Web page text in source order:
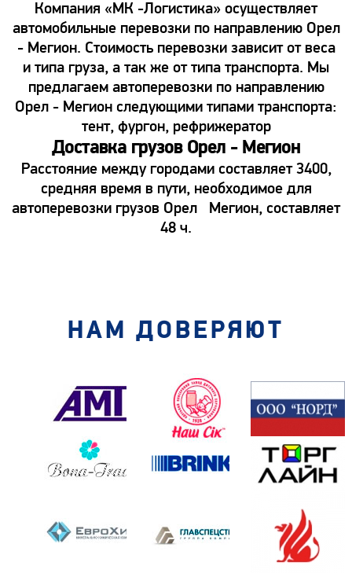
Компания «МК -Логистика» осуществляет
автомобильные перевозки по направлению Орел
- Мегион. Стоимость перевозки зависит от веса
и типа груза, а так же от типа транспорта. Мы
предлагаем автоперевозки по направлению
Орел - Мегион следующими типами транспорта:
тент, фургон, рефрижератор
Доставка грузов Орел - Мегион
Расстояние между городами составляет 3400,
средняя время в пути, необходимое для
автоперевозки грузов Орел Мегион, составляет
48 ч.
НАМ ДОВЕРЯЮТ